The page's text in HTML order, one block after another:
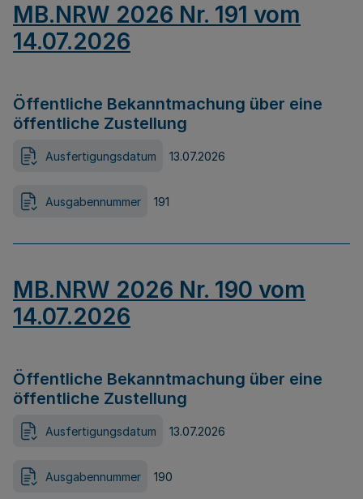
MB.NRW 2026 Nr. 191 vom
14.07.2026
Öffentliche Bekanntmachung über eine
öffentliche Zustellung
Ausfertigungsdatum 13.07.2026
Ausgabennummer 191
MB.NRW 2026 Nr. 190 vom
14.07.2026
Öffentliche Bekanntmachung über eine
öffentliche Zustellung
Ausfertigungsdatum 13.07.2026
Ausgabennummer 190